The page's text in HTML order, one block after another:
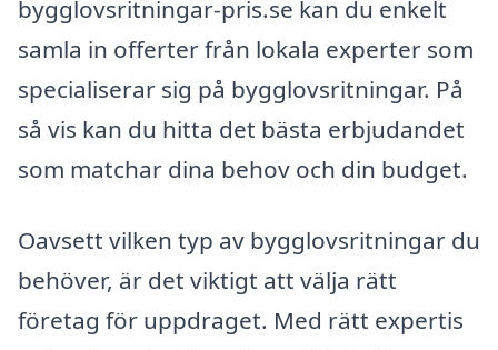
bygglovsritningar-pris.se kan du enkelt
samla in offerter från lokala experter som
specialiserar sig på bygglovsritningar. På
så vis kan du hitta det bästa erbjudandet
som matchar dina behov och din budget.
Oavsett vilken typ av bygglovsritningar du
behöver, är det viktigt att välja rätt
företag för uppdraget. Med rätt expertis